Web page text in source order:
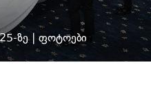
ზე | ფოტოები